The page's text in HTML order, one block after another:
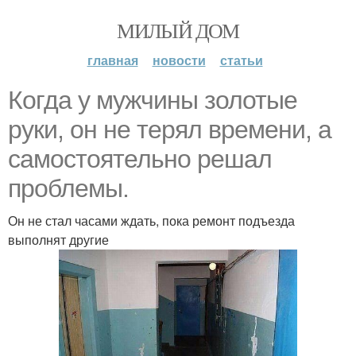
МИЛЫЙ ДОМ
главная новости статьи
Когда у мужчины золотые
руки, он не терял времени, а
самостоятельно решал
проблемы.
Он не стал часами ждать, пока ремонт подъезда
выполнят другие